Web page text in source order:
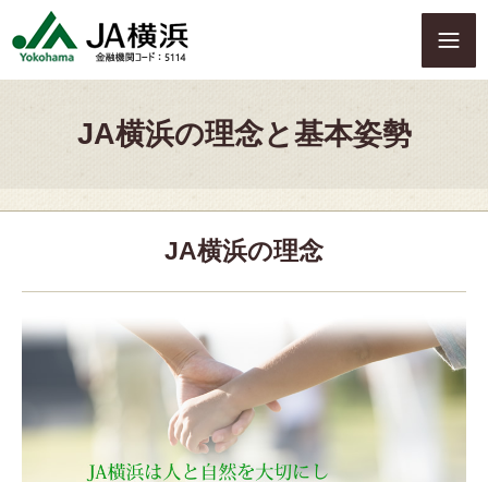
p
JA横浜の理念と基本姿勢
JA横浜の理念